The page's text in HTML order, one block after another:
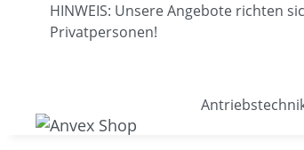
HINWEIS: Unsere Angebote richten
Privatpersonen!